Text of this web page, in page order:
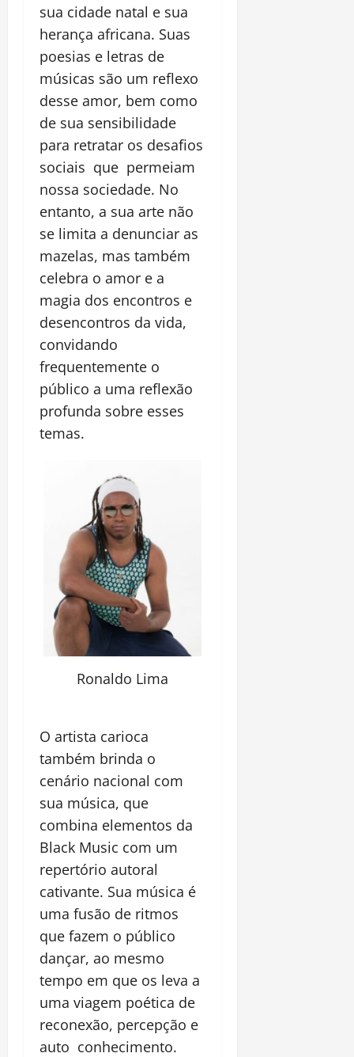
sua cidade natal e sua
herança africana. Suas
poesias e letras de
músicas são um reflexo
desse amor, bem como
de sua sensibilidade
para retratar os desafios
sociais que permeiam
nossa sociedade. No
entanto, a sua arte não
se limita a denunciar as
mazelas, mas também
celebra o amor e a
magia dos encontros e
desencontros da vida,
convidando
frequentemente o
público a uma reflexão
profunda sobre esses
temas.
Ronaldo Lima
O artista carioca
também brinda o
cenário nacional com
sua música, que
combina elementos da
Black Music com um
repertório autoral
cativante. Sua música é
uma fusão de ritmos
que fazem o público
dançar, ao mesmo
tempo em que os leva a
uma viagem poética de
reconexão, percepção e
auto conhecimento.